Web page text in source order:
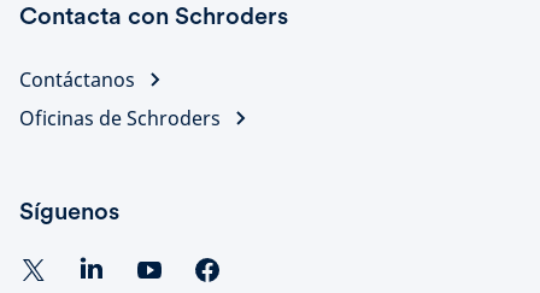
Contacta con Schroders
Contáctanos
Oficinas de Schroders
Síguenos